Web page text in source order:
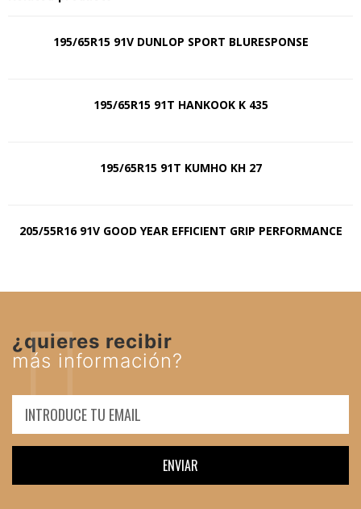
195/65R15 91V DUNLOP SPORT BLURESPONSE
195/65R15 91T HANKOOK K 435
195/65R15 91T KUMHO KH 27
205/55R16 91V GOOD YEAR EFFICIENT GRIP PERFORMANCE
¿quieres recibir
más información?
ENVIAR